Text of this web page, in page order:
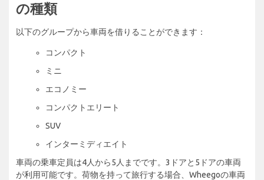
の種類
以下のグループから車両を借りることができます：
コンパクト
ミニ
エコノミー
コンパクトエリート
SUV
インターミディエイト
車両の乗車定員は4人から5人までです。3ドアと5ドアの車両
が利用可能です。荷物を持って旅行する場合、Wheegoの車両